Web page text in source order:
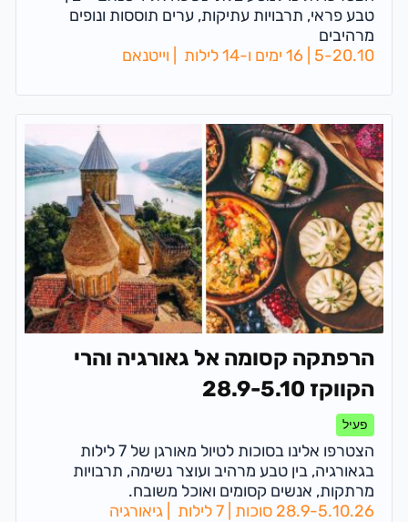
טבע פראי, תרבויות עתיקות, ערים תוססות ונופים
מרהיבים
5-20.10 | 16 ימים ו-14 לילות | וייטנאם
הרפתקה קסומה אל גאורגיה והרי
הקווקז 28.9-5.10
פעיל
הצטרפו אלינו בסוכות לטיול מאורגן של 7 לילות
בגאורגיה, בין טבע מרהיב ועוצר נשימה, תרבויות
מרתקות, אנשים קסומים ואוכל משובח.
28.9-5.10.26 סוכות | 7 לילות | גיאורגיה